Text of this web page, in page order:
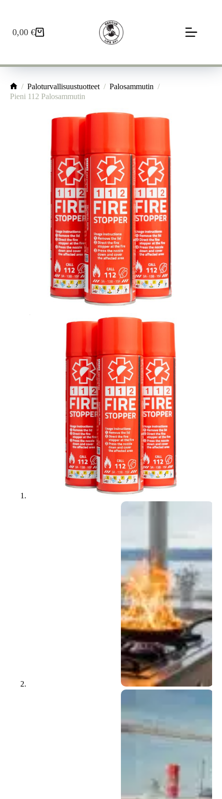
Ostoskori
0,00 €
Home
/ Paloturvallisuustuotteet / Palosammutin /
Pieni 112 Palosammutin